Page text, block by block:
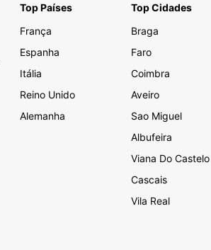
Top Países
França
Espanha
Itália
Reino Unido
Alemanha
Top Cidades
Braga
Faro
Coimbra
Aveiro
Sao Miguel
Albufeira
Viana Do Castelo
Cascais
Vila Real